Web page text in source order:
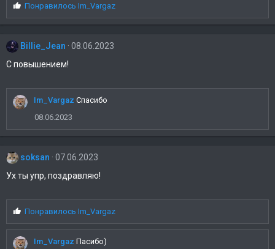
С
и
м
а
т
:
Понравилось Im_Vargaz
Billie_Jean
08.06.2023
С повышением!
Im_Vargaz Спасибо
08.06.2023
soksan
07.06.2023
Ух ты упр, поздравляю!
С
и
м
п
Понравилось Im_Vargaz
Im_Vargaz Пасибо)